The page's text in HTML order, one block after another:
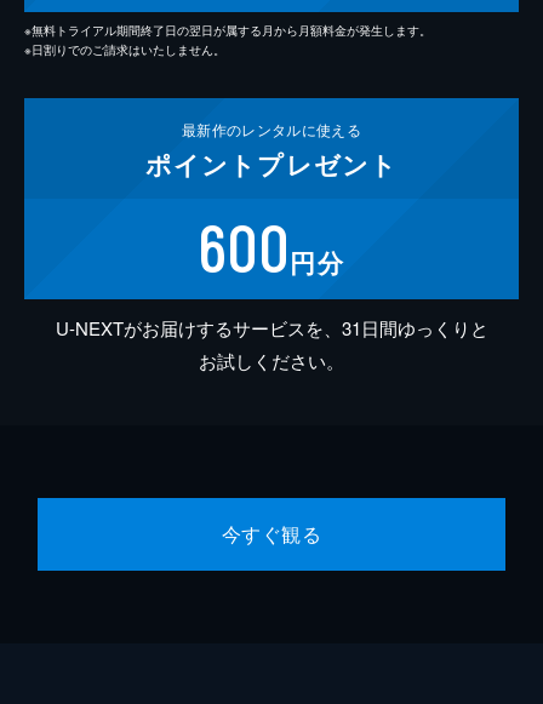
※無料トライアル期間終了日の翌日が属する月から月額料金が発生します。
※日割りでのご請求はいたしません。
最新作のレンタルに使える
ポイント プレゼント
600円分
U-NEXTがお届けするサービスを、31日間ゆっくりと
お試しください。
今すぐ観る